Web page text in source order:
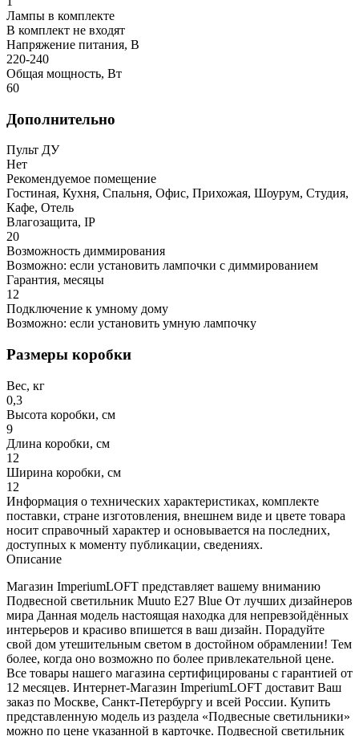
Лампы в комплекте
В комплект не входят
Напряжение питания, В
220-240
Общая мощность, Вт
60
Дополнительно
Пульт ДУ
Нет
Рекомендуемое помещение
Гостиная, Кухня, Спальня, Офис, Прихожая, Шоурум, Студия,
Кафе, Отель
Влагозащита, IP
20
Возможность диммирования
Возможно: если установить лампочки с диммированием
Гарантия, месяцы
12
Подключение к умному дому
Возможно: если установить умную лампочку
Размеры коробки
Вес, кг
0,3
Высота коробки, см
9
Длина коробки, см
12
Ширина коробки, см
12
Информация о технических характеристиках, комплекте
поставки, стране изготовления, внешнем виде и цвете товара
носит справочный характер и основывается на последних,
доступных к моменту публикации, сведениях.
Описание
Магазин ImperiumLOFT представляет вашему вниманию
Подвесной светильник Muuto E27 Blue От лучших дизайнеров
мира Данная модель настоящая находка для непревзойдённых
интерьеров и красиво впишется в ваш дизайн. Порадуйте
свой дом утешительным светом в достойном обрамлении! Тем
более, когда оно возможно по более привлекательной цене.
Все товары нашего магазина сертифицированы с гарантией от
12 месяцев. Интернет-Магазин ImperiumLOFT доставит Ваш
заказ по Москве, Санкт-Петербургу и всей России. Купить
представленную модель из раздела «Подвесные светильники»
можно по цене указанной в карточке. Подвесной светильник